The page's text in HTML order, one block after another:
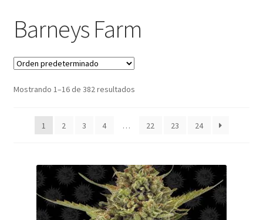
Barneys Farm
Mostrando 1–16 de 382 resultados
1 2 3 4 … 22 23 24